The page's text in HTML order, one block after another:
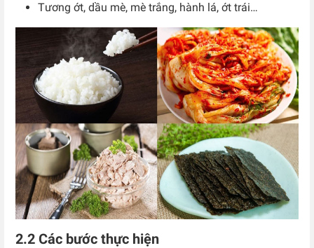
Tương ớt, dầu mè, mè trắng, hành lá, ớt trái…
2.2 Các bước thực hiện